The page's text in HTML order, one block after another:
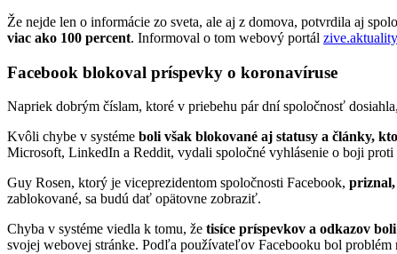
Že nejde len o informácie zo sveta, ale aj z domova, potvrdila aj
viac ako 100 percent. Informoval o tom webový portál
Facebook blokoval príspevky o koronavíruse
Napriek dobrým číslam, ktoré v priebehu pár dní spoločnosť
Kvôli chybe v systéme boli však blokované aj statusy a články,
Microsoft, LinkedIn a Reddit, vydali spoločné vyhlásenie o boji
Guy Rosen, ktorý je viceprezidentom spoločnosti Facebook, priznal,
zablokované, sa budú dať opätovne zobraziť.
Chyba v systéme viedla k tomu, že tisíce príspevkov a odkazov
svojej webovej stránke. Podľa používateľov Facebooku bol